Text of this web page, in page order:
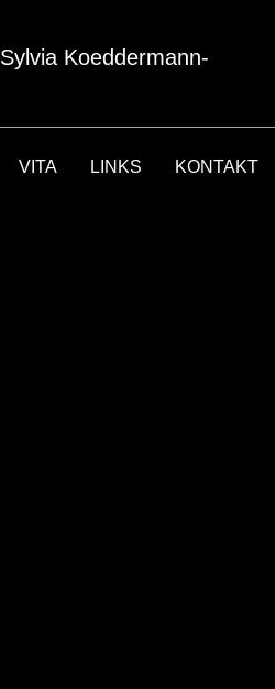
Sylvia Koeddermann-
VITA LINKS KONTAKT